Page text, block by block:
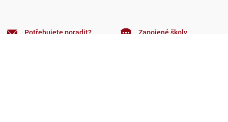
Potřebujete poradit? Zapojené školy